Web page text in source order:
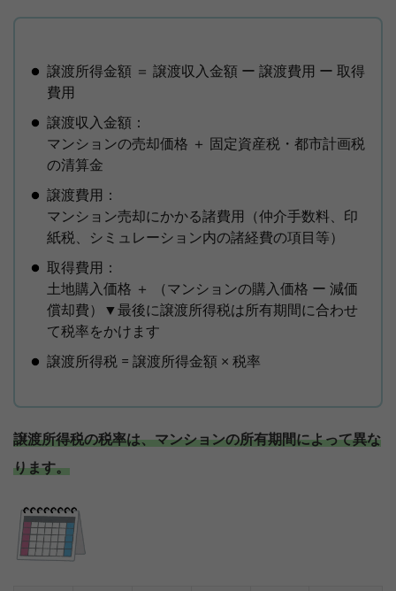
譲渡所得金額 ＝ 譲渡収入金額 ー 譲渡費用 ー 取得
費用
譲渡収入金額：
マンションの売却価格 ＋ 固定資産税・都市計画税
の清算金
譲渡費用：
マンション売却にかかる諸費用（仲介手数料、印
紙税、シミュレーション内の諸経費の項目等）
取得費用：
土地購入価格 ＋ （マンションの購入価格 ー 減価
償却費）▼最後に譲渡所得税は所有期間に合わせ
て税率をかけます
譲渡所得税 = 譲渡所得金額 × 税率
譲渡所得税の税率は、マンションの所有期間によって異な
ります。